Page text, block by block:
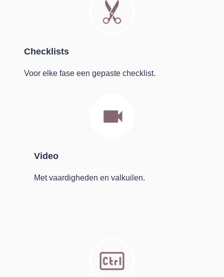
Checklists
Voor elke fase een gepaste checklist.
Video
Met vaardigheden en valkuilen.